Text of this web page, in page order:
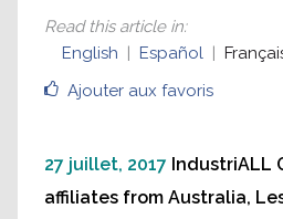
Ajouter aux favoris
Read this article in:
English
Español
27 juillet, 2017 IndustriALL
affiliates from Australia,